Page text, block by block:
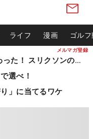
メルマガ登録
ライフ 漫画 ゴル
『4』が消え『R』が加わった！ スリクソンの新作
選べ！
」に当てるワケ